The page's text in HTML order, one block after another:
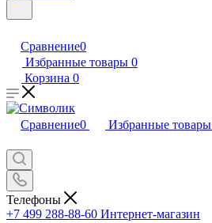
Сравнение0
Избранные товары 0
Корзина 0
Сравнение0 Избранные товары
Телефоны
+7 499 288-88-60 Интернет-магазин